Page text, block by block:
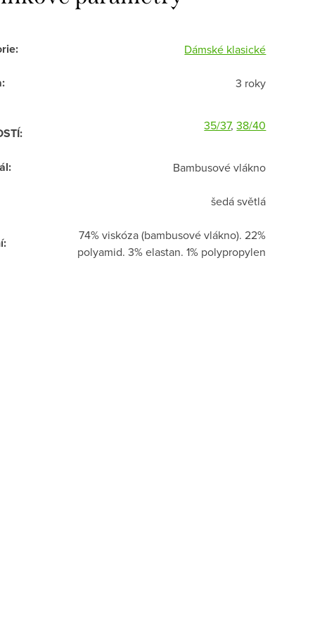
: Dámské klasické
: 3 roky
: 35/37,38/40
: Bambusové vlákno
šedá světlá
:
74% viskóza (bambusové vlákno). 22%
polyamid. 3% elastan. 1% polypropylen